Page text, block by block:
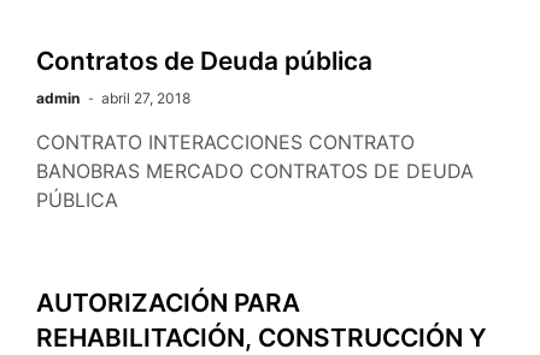
Contratos de Deuda pública
admin abril 27, 2018
CONTRATO INTERACCIONES CONTRATO
BANOBRAS MERCADO CONTRATOS DE DEUDA
PÚBLICA
AUTORIZACIÓN PARA
REHABILITACIÓN, CONSTRUCCIÓN Y